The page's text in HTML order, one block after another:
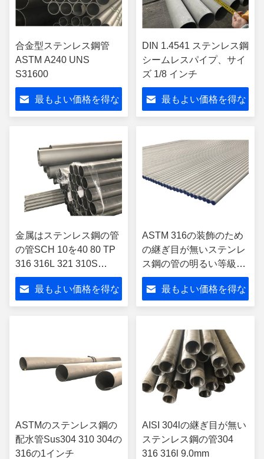
合金型ステンレス鋼管
ASTM A240 UNS
S31600
最もよい価格を得な
DIN 1.4541 ステンレス鋼
シームレスパイプ、サイ
ズ 1/8 インチ
最もよい価格を得な
金属はステンレス鋼の管
の管SCH 10を40 80 TP
316 316L 321 310S
316Ti溶接した
最もよい価格を得な
ASTM 316の装飾のため
の継ぎ目が無いステンレ
ス鋼の管の明るい等級
2600mm
最もよい価格を得な
ASTMのステンレス鋼の
配水管Sus304 310 304の
316の1インチ
AISI 304lの継ぎ目が無い
ステンレス鋼の管304
316 316l 9.0mm